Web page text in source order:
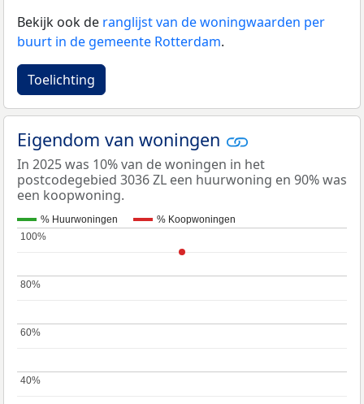
Bekijk ook de ranglijst van de woningwaarden per
buurt in de gemeente Rotterdam.
Toelichting
Eigendom van woningen
In 2025 was 10% van de woningen in het
postcodegebied 3036 ZL een huurwoning en 90% was
een koopwoning.
% Huurwoningen % Koopwoningen
40%
40%
60%
60%
80%
80%
100%
100%